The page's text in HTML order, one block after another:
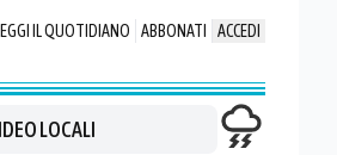
IL QUOTIDIANO ABBONATI ACCEDI
LOCALI